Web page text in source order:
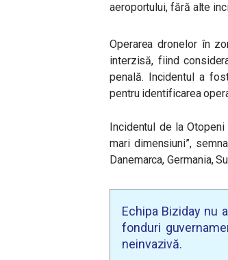
aeroportului, fără alte
Operarea dronelor în
interzisă, fiind
penală. Incidentul a
pentru identificarea
Incidentul de la
mari dimensiuni”,
Danemarca, Germania,
Echipa Biziday nu
fonduri
neinvazivă.